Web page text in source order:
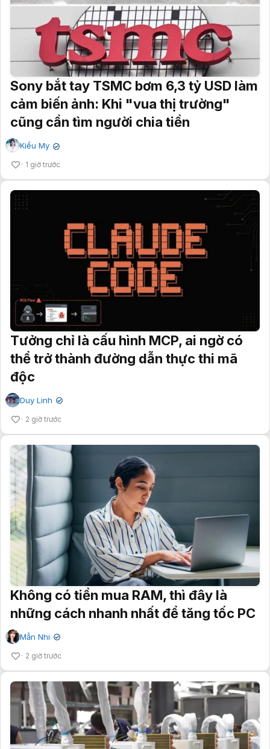
Sony bắt tay TSMC bơm 6,3 tỷ USD làm
cảm biến ảnh: Khi "vua thị trường"
cũng cần tìm người chia tiền
Kiều My ✔
1 giờ trước
Tưởng chỉ là cấu hình MCP, ai ngờ có
thể trở thành đường dẫn thực thi mã
độc
Duy Linh ✔
2 giờ trước
Không có tiền mua RAM, thì đây là
những cách nhanh nhất để tăng tốc PC
Mẫn Nhi ✔
2 giờ trước